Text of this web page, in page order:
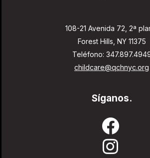
108-21 Avenida 72, 2ª
Forest Hills, NY 11375
Teléfono:
childcare@qchnyc.org
Síganos.